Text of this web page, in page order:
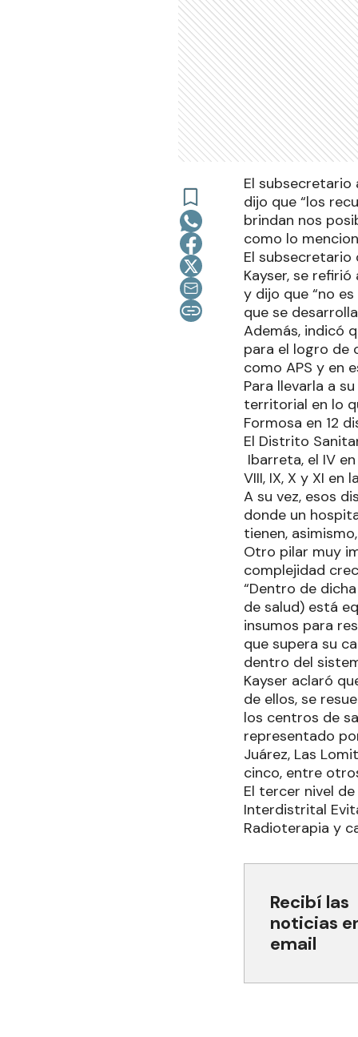
El subsecretario
dijo que “los
brindan nos
como lo
El
Kayser, se
y dijo que “no
que se
Además, indicó
para el logro de
como APS y en
Para llevarla a
territorial en lo
Formosa en 12
El Distrito
Ibarreta, el IV
VIII, IX, X y XI en
A su vez, esos
donde un
tienen,
Otro pilar muy
complejidad
“Dentro de
de salud) está
insumos para
que supera su
dentro del
Kayser aclaró
de ellos, se
los centros de
representado
Juárez, Las
cinco, entre
El tercer nivel
Interdistrital
Radioterapia y
Recibí las
noticias
email